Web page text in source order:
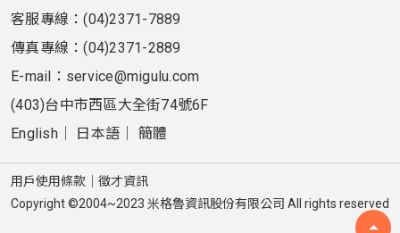
客服專線：(04)2371-7889
傳真專線：(04)2371-2889
E-mail： service@migulu.com
(403)台中市西區大全街74號6F
English│ 日本語 簡體
用戶使用條款
徵才資訊
Copyright ©2004~2023 米格魯資訊股份有限公司 All rights reserved